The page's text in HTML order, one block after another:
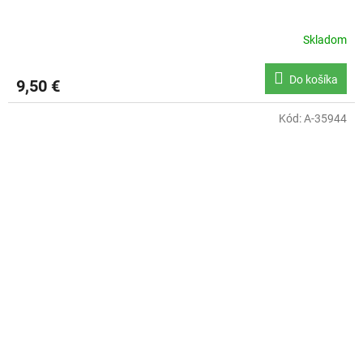
Skladom
9,50 € Do košíka
Kód:A-35944